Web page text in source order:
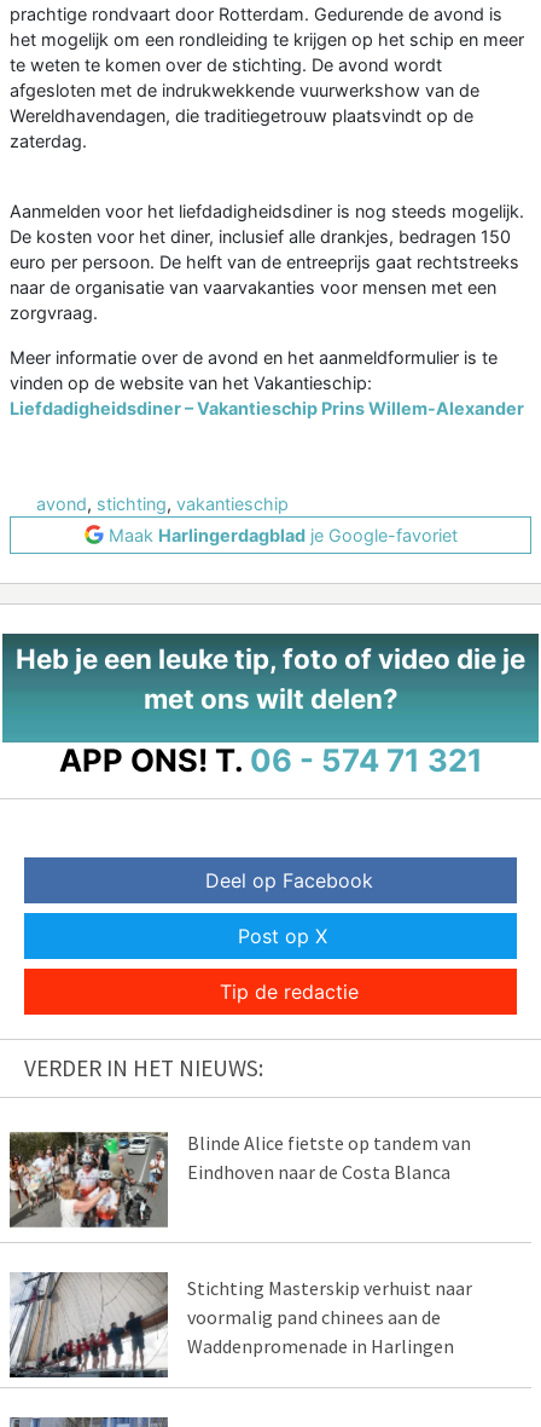
prachtige rondvaart door Rotterdam. Gedurende de avond is
het mogelijk om een rondleiding te krijgen op het schip en meer
te weten te komen over de stichting. De avond wordt
afgesloten met de indrukwekkende vuurwerkshow van de
Wereldhavendagen, die traditiegetrouw plaatsvindt op de
zaterdag.
Aanmelden voor het liefdadigheidsdiner is nog steeds mogelijk.
De kosten voor het diner, inclusief alle drankjes, bedragen 150
euro per persoon. De helft van de entreeprijs gaat rechtstreeks
naar de organisatie van vaarvakanties voor mensen met een
zorgvraag.
Meer informatie over de avond en het aanmeldformulier is te
vinden op de website van het Vakantieschip:
Liefdadigheidsdiner – Vakantieschip Prins Willem-Alexander
avond, stichting, vakantieschip
Maak Harlingerdagbladje Google-favoriet
Heb je een leuke tip, foto of video die je
met ons wilt delen?
APP ONS! T. 06 - 574 71 321
Deel op Facebook
Post op X
Tip de redactie
VERDER IN HET NIEUWS:
Blinde Alice fietste op tandem van
Eindhoven naar de Costa Blanca
Stichting Masterskip verhuist naar
voormalig pand chinees aan de
Waddenpromenade in Harlingen